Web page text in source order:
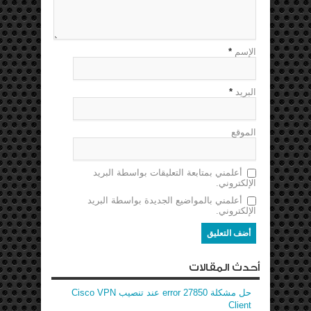
الإسم *
البريد *
الموقع
أعلمني بمتابعة التعليقات بواسطة البريد
الإلكتروني.
أعلمني بالمواضيع الجديدة بواسطة البريد
الإلكتروني.
أحدث المقالات
حل مشكلة error 27850 عند تنصيب Cisco VPN
Client